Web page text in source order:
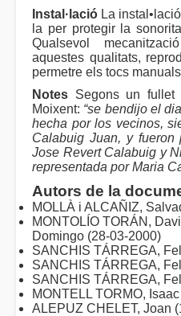
Instal·lació La
la per protegir la
Qualsevol
aquestes qualitats,
permetre els tocs
Notes Segons un fullet
Moixent: “se bendijo el
hecha por los vecinos,
Calabuig Juan, y
Jose Revert Calabuig y
representada por Maria
Autors de la
MOLLÀ i ALCAÑIZ,
MONTOLÍO TORÁN,
Domingo (28-03-2000)
SANCHIS TÁRREGA,
SANCHIS TÁRREGA,
SANCHIS TÁRREGA,
MONTELL TORMO,
ALEPUZ CHELET, Joan